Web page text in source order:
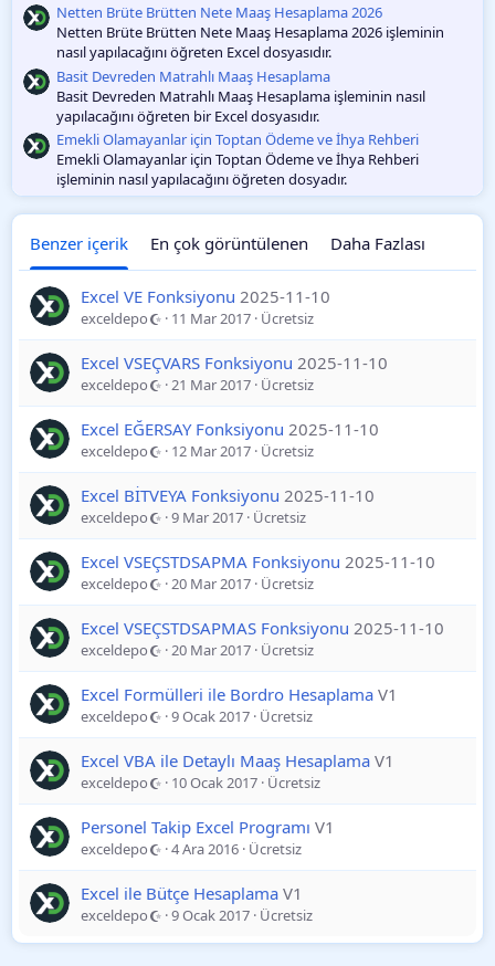
Netten Brüte Brütten Nete Maaş Hesaplama 2026
Netten Brüte Brütten Nete Maaş Hesaplama 2026 işleminin
nasıl yapılacağını öğreten Excel dosyasıdır.
Basit Devreden Matrahlı Maaş Hesaplama
Basit Devreden Matrahlı Maaş Hesaplama işleminin nasıl
yapılacağını öğreten bir Excel dosyasıdır.
Emekli Olamayanlar için Toptan Ödeme ve İhya Rehberi
Emekli Olamayanlar için Toptan Ödeme ve İhya Rehberi
işleminin nasıl yapılacağını öğreten dosyadır.
Benzer içerik En çok görüntülenen Daha Fazlası
Excel VE Fonksiyonu 2025-11-10
exceldepo 11 Mar 2017 Ücretsiz
Excel VSEÇVARS Fonksiyonu 2025-11-10
exceldepo 21 Mar 2017 Ücretsiz
Excel EĞERSAY Fonksiyonu 2025-11-10
exceldepo 12 Mar 2017 Ücretsiz
Excel BİTVEYA Fonksiyonu 2025-11-10
exceldepo 9 Mar 2017 Ücretsiz
Excel VSEÇSTDSAPMA Fonksiyonu 2025-11-10
exceldepo 20 Mar 2017 Ücretsiz
Excel VSEÇSTDSAPMAS Fonksiyonu 2025-11-10
exceldepo 20 Mar 2017 Ücretsiz
Excel Formülleri ile Bordro Hesaplama V1
exceldepo 9 Ocak 2017 Ücretsiz
Excel VBA ile Detaylı Maaş Hesaplama V1
exceldepo 10 Ocak 2017 Ücretsiz
Personel Takip Excel Programı V1
exceldepo 4 Ara 2016 Ücretsiz
Excel ile Bütçe Hesaplama V1
exceldepo 9 Ocak 2017 Ücretsiz